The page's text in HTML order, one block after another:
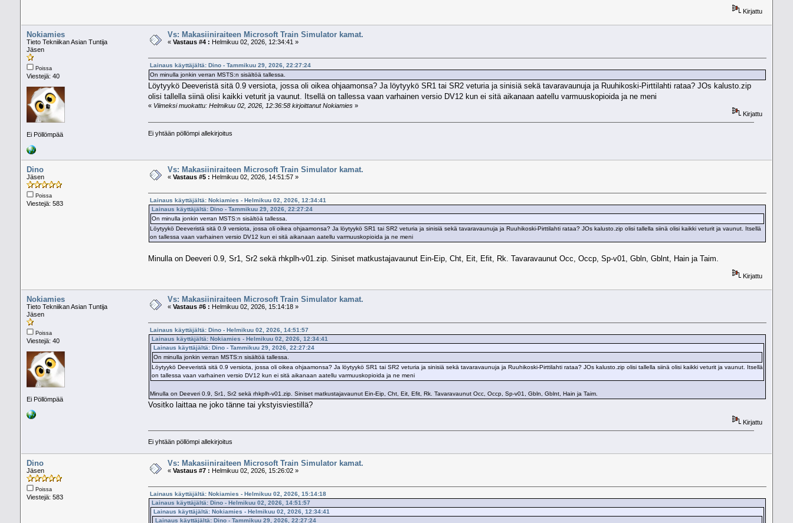
Kirjattu
Nokiamies
Tieto Tekniikan Asian Tuntija
Jäsen
Poissa
Viestejä: 40
Ei Pöllömpää
Vs: Makasiiniraiteen Microsoft Train Simulator kamat.
« Vastaus #4 : Helmikuu 02, 2026, 12:34:41 »
Lainaus käyttäjältä: Dino - Tammikuu 29, 2026, 22:27:24
On minulla jonkin verran MSTS:n sisältöä tallessa.
Löytyykö Deeveristä sitä 0.9 versiota, jossa oli oikea ohjaamonsa? Ja löytyykö SR1 tai SR2 veturia ja sinisiä sekä tavaravaunuja ja Ruuhikoski-Pirttilahti rataa? JOs kalusto.zip
olisi tallella siinä olisi kaikki veturit ja vaunut. Itsellä on tallessa vaan varhainen versio DV12 kun ei sitä aikanaan aatellu varmuuskopioida ja ne meni
« Viimeksi muokattu: Helmikuu 02, 2026, 12:36:58 kirjoittanut Nokiamies »
Kirjattu
Ei yhtään pöllömpi allekirjoitus
Dino
Jäsen
Poissa
Viestejä: 583
Vs: Makasiiniraiteen Microsoft Train Simulator kamat.
« Vastaus #5 : Helmikuu 02, 2026, 14:51:57 »
Lainaus käyttäjältä: Nokiamies - Helmikuu 02, 2026, 12:34:41
Lainaus käyttäjältä: Dino - Tammikuu 29, 2026, 22:27:24
On minulla jonkin verran MSTS:n sisältöä tallessa.
Löytyykö Deeveristä sitä 0.9 versiota, jossa oli oikea ohjaamonsa? Ja löytyykö SR1 tai SR2 veturia ja sinisiä sekä tavaravaunuja ja Ruuhikoski-Pirttilahti rataa? JOs kalusto.zip olisi tallella siinä olisi kaikki veturit ja vaunut. Itsellä
on tallessa vaan varhainen versio DV12 kun ei sitä aikanaan aatellu varmuuskopioida ja ne meni
Minulla on Deeveri 0.9, Sr1, Sr2 sekä rhkplh-v01.zip. Siniset matkustajavaunut Ein-Eip, Cht, Eit, Efit, Rk. Tavaravaunut Occ, Occp, Sp-v01, Gbln, Gblnt, Hain ja Taim.
Kirjattu
Nokiamies
Tieto Tekniikan Asian Tuntija
Jäsen
Poissa
Viestejä: 40
Ei Pöllömpää
Vs: Makasiiniraiteen Microsoft Train Simulator kamat.
« Vastaus #6 : Helmikuu 02, 2026, 15:14:18 »
Lainaus käyttäjältä: Dino - Helmikuu 02, 2026, 14:51:57
Lainaus käyttäjältä: Nokiamies - Helmikuu 02, 2026, 12:34:41
Lainaus käyttäjältä: Dino - Tammikuu 29, 2026, 22:27:24
On minulla jonkin verran MSTS:n sisältöä tallessa.
Löytyykö Deeveristä sitä 0.9 versiota, jossa oli oikea ohjaamonsa? Ja löytyykö SR1 tai SR2 veturia ja sinisiä sekä tavaravaunuja ja Ruuhikoski-Pirttilahti rataa? JOs kalusto.zip olisi tallella siinä olisi kaikki veturit ja vaunut. Itsellä
on tallessa vaan varhainen versio DV12 kun ei sitä aikanaan aatellu varmuuskopioida ja ne meni
Minulla on Deeveri 0.9, Sr1, Sr2 sekä rhkplh-v01.zip. Siniset matkustajavaunut Ein-Eip, Cht, Eit, Efit, Rk. Tavaravaunut Occ, Occp, Sp-v01, Gbln, Gblnt, Hain ja Taim.
Vositko laittaa ne joko tänne tai ykstyisviestillä?
Kirjattu
Ei yhtään pöllömpi allekirjoitus
Dino
Jäsen
Poissa
Viestejä: 583
Vs: Makasiiniraiteen Microsoft Train Simulator kamat.
« Vastaus #7 : Helmikuu 02, 2026, 15:26:02 »
Lainaus käyttäjältä: Nokiamies - Helmikuu 02, 2026, 15:14:18
Lainaus käyttäjältä: Dino - Helmikuu 02, 2026, 14:51:57
Lainaus käyttäjältä: Nokiamies - Helmikuu 02, 2026, 12:34:41
Lainaus käyttäjältä: Dino - Tammikuu 29, 2026, 22:27:24